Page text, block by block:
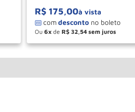
R$ 175,00à vista
Ou 6 de R$ 32 54
＋
－